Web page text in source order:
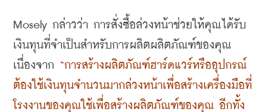
Mosely กล่าวว่า การสั่งซื้อล่วงหน้าช่วยให้คุณได้รับ
เงินทุนที่จำเป็นสำหรับการผลิตผลิตภัณฑ์ของคุณ
เนื่องจาก “การสร้างผลิตภัณฑ์ฮาร์ดแวร์หรืออุปกรณ์
ต้องใช้เงินทุนจำนวนมากล่วงหน้าเพื่อสร้างเครื่องมือที่
โรงงานของคุณใช้เพื่อสร้างผลิตภัณฑ์ของคุณ อีกทั้ง